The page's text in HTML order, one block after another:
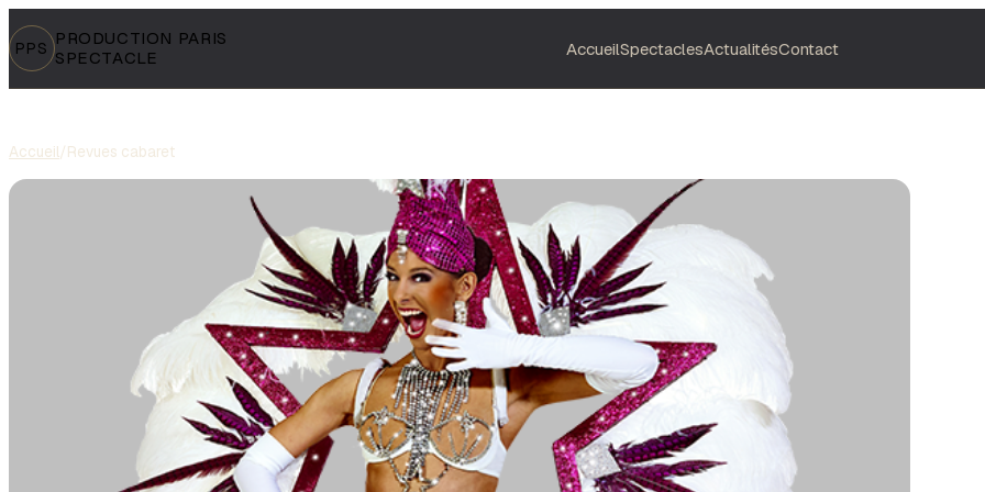
PPS PRODUCTION PARIS
SPECTACLE
AccueilSpectaclesActualitésContact
Accueil/Revues cabaret